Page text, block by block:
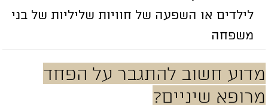
לילדים או השפעה של חוויות שליליות של בני
משפחה
חשוב להתגבר על הפחד
שיניים?